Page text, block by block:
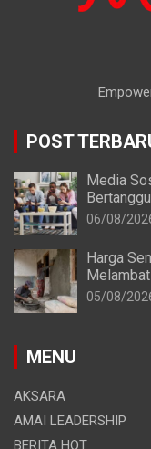
POST
Media
06/08/
Harga
Melambat
05/08/
MENU
AKSARA
AMAI LEADERSHIP
BERITA HOT